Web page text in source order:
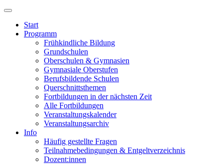
Start
Programm
Frühkindliche Bildung
Grundschulen
Oberschulen & Gymnasien
Gymnasiale Oberstufen
Berufsbildende Schulen
Querschnittsthemen
Fortbildungen in der nächsten Zeit
Alle Fortbildungen
Veranstaltungskalender
Veranstaltungsarchiv
Info
Häufig gestellte Fragen
Teilnahmebedingungen & Entgeltverzeichnis
Dozent:innen